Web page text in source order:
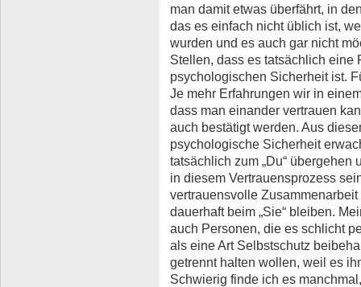
man damit etwas überfährt, in
das es einfach nicht üblich ist,
wurden und es auch gar nicht
Stellen, dass es tatsächlich eine
psychologischen Sicherheit ist.
Je mehr Erfahrungen wir in
dass man einander vertrauen
auch bestätigt werden. Aus
psychologische Sicherheit
tatsächlich zum „Du“
in diesem Vertrauensprozess
vertrauensvolle
dauerhaft beim „Sie“ bleiben.
auch Personen, die es schlicht
als eine Art Selbstschutz
getrennt halten wollen, weil es
Schwierig finde ich es